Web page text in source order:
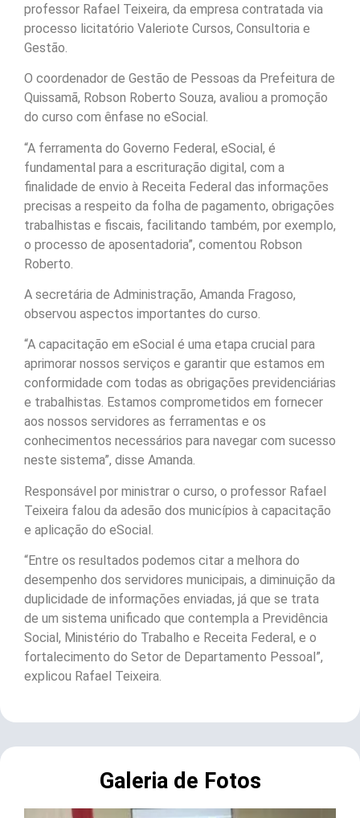
professor Rafael Teixeira, da empresa contratada via
processo licitatório Valeriote Cursos, Consultoria e
Gestão.
O coordenador de Gestão de Pessoas da Prefeitura de
Quissamã, Robson Roberto Souza, avaliou a promoção
do curso com ênfase no eSocial.
“A ferramenta do Governo Federal, eSocial, é
fundamental para a escrituração digital, com a
finalidade de envio à Receita Federal das informações
precisas a respeito da folha de pagamento, obrigações
trabalhistas e fiscais, facilitando também, por exemplo,
o processo de aposentadoria”, comentou Robson
Roberto.
A secretária de Administração, Amanda Fragoso,
observou aspectos importantes do curso.
“A capacitação em eSocial é uma etapa crucial para
aprimorar nossos serviços e garantir que estamos em
conformidade com todas as obrigações previdenciárias
e trabalhistas. Estamos comprometidos em fornecer
aos nossos servidores as ferramentas e os
conhecimentos necessários para navegar com sucesso
neste sistema”, disse Amanda.
Responsável por ministrar o curso, o professor Rafael
Teixeira falou da adesão dos municípios à capacitação
e aplicação do eSocial.
“Entre os resultados podemos citar a melhora do
desempenho dos servidores municipais, a diminuição da
duplicidade de informações enviadas, já que se trata
de um sistema unificado que contempla a Previdência
Social, Ministério do Trabalho e Receita Federal, e o
fortalecimento do Setor de Departamento Pessoal”,
explicou Rafael Teixeira.
Galeria de Fotos